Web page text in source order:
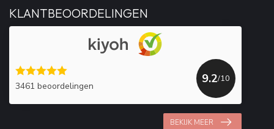
KLANTBEOORDELINGEN
3461 beoordelingen
9.2/10
BEKIJK MEER